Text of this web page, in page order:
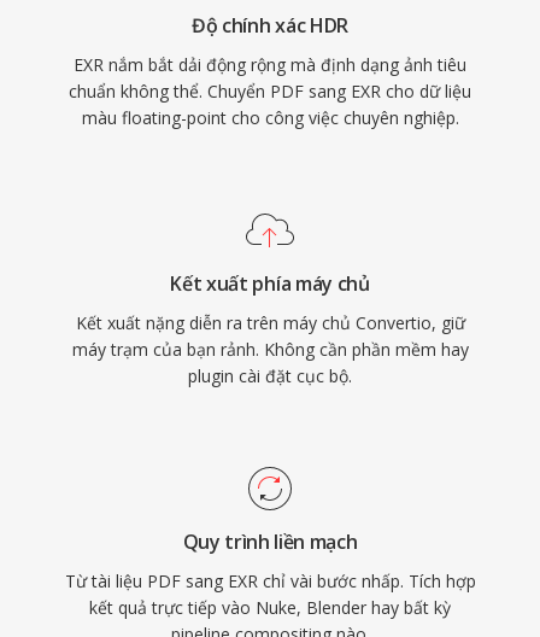
Độ chính xác HDR
EXR nắm bắt dải động rộng mà định dạng ảnh tiêu
chuẩn không thể. Chuyển PDF sang EXR cho dữ liệu
màu floating-point cho công việc chuyên nghiệp.
Kết xuất phía máy chủ
Kết xuất nặng diễn ra trên máy chủ Convertio, giữ
máy trạm của bạn rảnh. Không cần phần mềm hay
plugin cài đặt cục bộ.
Quy trình liền mạch
Từ tài liệu PDF sang EXR chỉ vài bước nhấp. Tích hợp
kết quả trực tiếp vào Nuke, Blender hay bất kỳ